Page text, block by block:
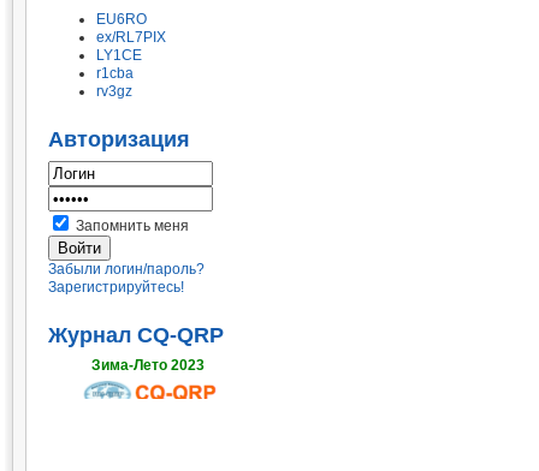
EU6RO
ex/RL7PIX
LY1CE
r1cba
rv3gz
Авторизация
Запомнить меня
Забыли логин/пароль?
Зарегистрируйтесь!
Журнал CQ-QRP
Зима-Лето 2023